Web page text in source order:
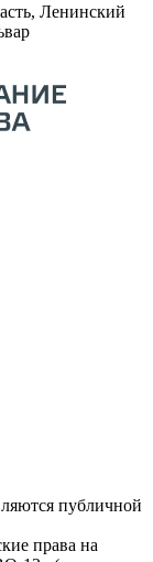
Ленинский
публичной
права на